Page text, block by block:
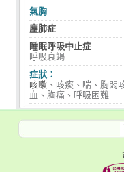
氣胸
塵肺症
睡眠呼吸中止症
呼吸衰竭
症狀：
咳嗽 、咳痰、喘、胸悶
血、胸痛、呼吸困難